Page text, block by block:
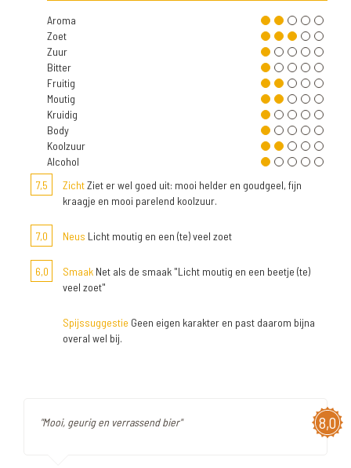
Aroma
Zoet
Zuur
Bitter
Fruitig
Moutig
Kruidig
Body
Koolzuur
Alcohol
7,5
ZichtZiet er wel goed uit: mooi helder en goudgeel, fijn
kraagje en mooi parelend koolzuur.
7,0 Neus Licht moutig en een (te) veel zoet
6,0 Smaak Net als de smaak "Licht moutig en een beetje (te)
veel zoet"
Spijssuggestie Geen eigen karakter en past daarom bijna
overal wel bij.
8,0
"Mooi, geurig en verrassend bier"